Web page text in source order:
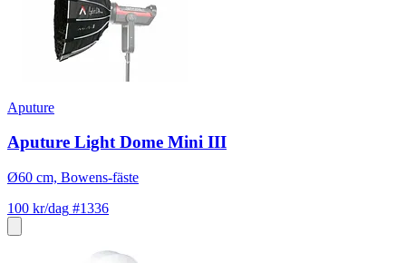
Aputure
Aputure Light Dome Mini III
Ø60 cm, Bowens-fäste
100 kr/dag #1336